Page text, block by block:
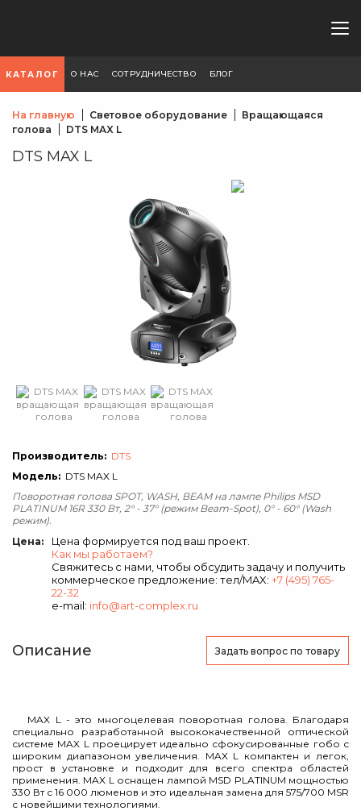
КАТАЛОГ О НАС СОТРУДНИЧЕСТВО БЛОГ
На главную Световое оборудование
Вращающаяся
голова
DTS MAX L
DTS MAX L
Производитель: DTS
Модель: DTS MAX L
Поворотная голова SPOT, WASH, BEAM на лампе Philips MSD
PLATINUM 16R 330 Вт, 2° - 37° (режим Beam-Spot), 0° - 60° (Wash
режим).
Цена:
Цена формируется под ваш проект.
Как мы работаем?
Свяжитесь с нами, чтобы обсудить задачу и получить
коммерческое предложение: тел/MAX: +7 (495) 765-
22-32
e-mail: info@art-complex.ru
Описание Задать вопрос по товару
MAX L - это многоцелевая поворотная голова. Благодаря
специально разработанной высококачественной оптической
системе MAX L проецирует идеально сфокусированные гобо с
широким диапазоном увеличения. MAX L компактен и легок,
прост в установке и подходит для всего спектра областей
применения. MAX L оснащен лампой MSD PLATINUM мощностью
330 Вт с 16 000 люменов и это идеальная замена для 575/700 MSR
с новейшими технологиями.